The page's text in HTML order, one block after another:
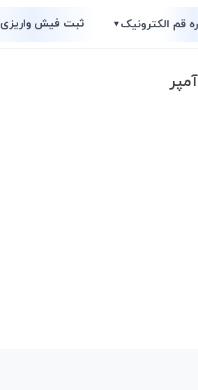
قم الکترونیک▼ ثبت فیش واریزی